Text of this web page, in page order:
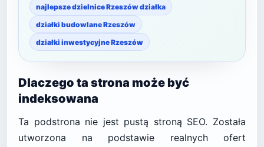
najlepsze dzielnice Rzeszów działka
działki budowlane Rzeszów
działki inwestycyjne Rzeszów
Dlaczego ta strona może być
indeksowana
Ta podstrona nie jest pustą stroną SEO. Została
utworzona na podstawie realnych ofert